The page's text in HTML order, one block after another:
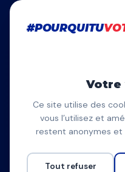
Le comparateur
#POURQUITU
Votre
Ce site utilise des
vous l’utilisez et
restent anonymes et
Tout refuser